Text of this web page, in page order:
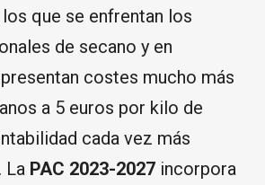
que se enfrentan los
de secano y en
costes mucho más
a 5 euros por kilo de
cada vez más
La PAC 2023-2027 incorpora